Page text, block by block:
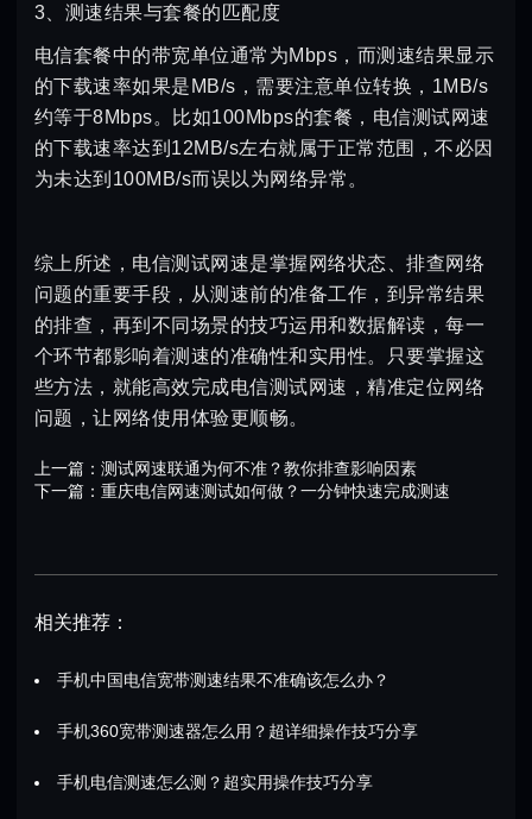
3、测速结果与套餐的匹配度
电信套餐中的带宽单位通常为Mbps，而测速结果显示
的下载速率如果是MB/s，需要注意单位转换，1MB/s
约等于8Mbps。比如100Mbps的套餐，电信测试网速
的下载速率达到12MB/s左右就属于正常范围，不必因
为未达到100MB/s而误以为网络异常。
综上所述，电信测试网速是掌握网络状态、排查网络
问题的重要手段，从测速前的准备工作，到异常结果
的排查，再到不同场景的技巧运用和数据解读，每一
个环节都影响着测速的准确性和实用性。只要掌握这
些方法，就能高效完成电信测试网速，精准定位网络
问题，让网络使用体验更顺畅。
上一篇： 测试网速联通为何不准？教你排查影响因素
下一篇： 重庆电信网速测试如何做？一分钟快速完成测速
相关推荐：
手机中国电信宽带测速结果不准确该怎么办？
手机360宽带测速器怎么用？超详细操作技巧分享
手机电信测速怎么测？超实用操作技巧分享